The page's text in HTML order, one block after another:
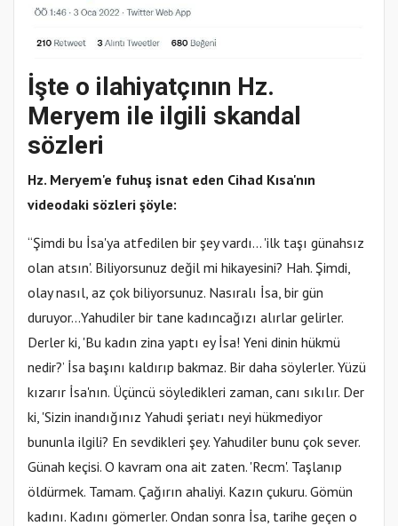
İşte o ilahiyatçının Hz.
Meryem ile ilgili skandal
sözleri
Hz. Meryem'e fuhuş isnat eden Cihad Kısa'nın
videodaki sözleri şöyle:
“Şimdi bu İsa'ya atfedilen bir şey vardı... 'ilk taşı günahsız
olan atsın'. Biliyorsunuz değil mi hikayesini? Hah. Şimdi,
olay nasıl, az çok biliyorsunuz. Nasıralı İsa, bir gün
duruyor...Yahudiler bir tane kadıncağızı alırlar gelirler.
Derler ki, 'Bu kadın zina yaptı ey İsa! Yeni dinin hükmü
nedir?’ İsa başını kaldırıp bakmaz. Bir daha söylerler. Yüzü
kızarır İsa'nın. Üçüncü söyledikleri zaman, canı sıkılır. Der
ki, 'Sizin inandığınız Yahudi şeriatı neyi hükmediyor
bununla ilgili? En sevdikleri şey. Yahudiler bunu çok sever.
Günah keçisi. O kavram ona ait zaten. 'Recm'. Taşlanıp
öldürmek. Tamam. Çağırın ahaliyi. Kazın çukuru. Gömün
kadını. Kadını gömerler. Ondan sonra İsa, tarihe geçen o